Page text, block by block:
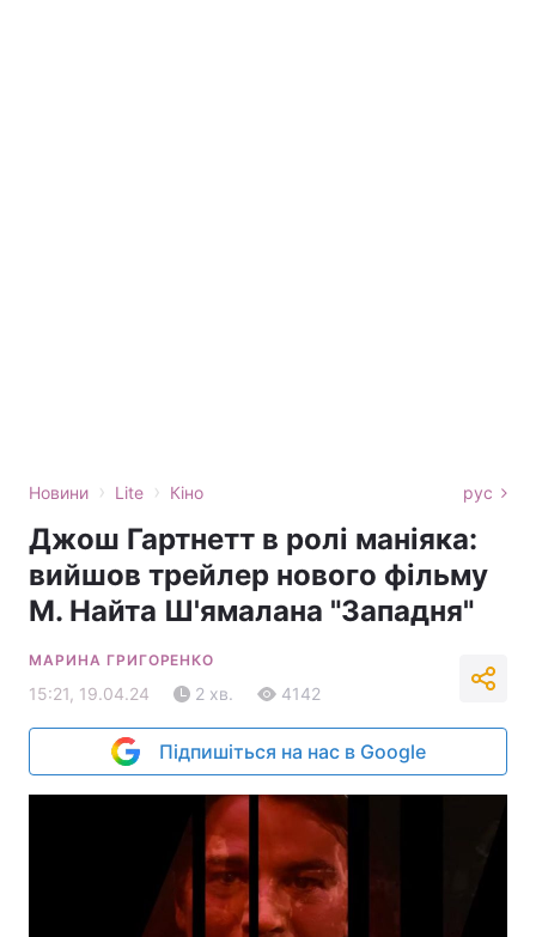
Новини › Lite › Кіно рус
Джош Гартнетт в ролі маніяка:
вийшов трейлер нового фільму
М. Найта Ш'ямалана "Западня"
МАРИНА ГРИГОРЕНКО
15:21, 19.04.24 2 хв. 4142
Підпишіться на нас в Google